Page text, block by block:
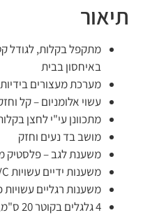
תיאור
מתקפל בקלות, לגודל
באיחסון בבית
מערכת מעצורים
עשוי אלומניום – קל
מתכוונן עי"י לחצן בקלות – 6 מצבי
מושב בד נעים וחזק
משענת לגב – פלסטיק
משענות ידיים עשויות PVC נח ורחיץ
משענות רגליים
4